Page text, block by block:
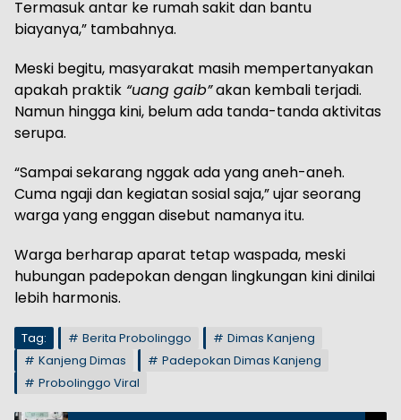
Termasuk antar ke rumah sakit dan bantu
biayanya,” tambahnya.
Meski begitu, masyarakat masih mempertanyakan
apakah praktik “uang gaib”akan kembali terjadi.
Namun hingga kini, belum ada tanda-tanda aktivitas
serupa.
“Sampai sekarang nggak ada yang aneh-aneh.
Cuma ngaji dan kegiatan sosial saja,” ujar seorang
warga yang enggan disebut namanya itu.
Warga berharap aparat tetap waspada, meski
hubungan padepokan dengan lingkungan kini dinilai
lebih harmonis.
Tag: Berita Probolinggo
Dimas Kanjeng
Kanjeng Dimas
Padepokan Dimas Kanjeng
Probolinggo Viral